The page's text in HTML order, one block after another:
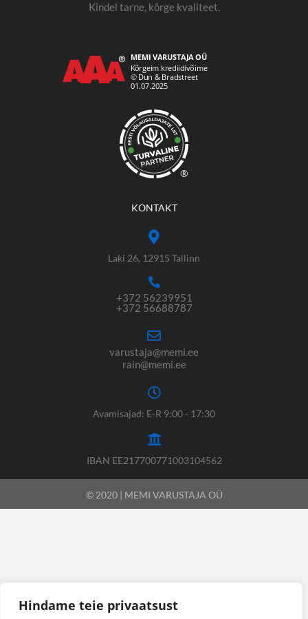
Hindame teie privaatsust
Kindel tarne, kõrge kvaliteet.
®
KONTAKT
Laki 26, 12915 Tallinn
+372 56239951
+372 56688787
varustaja@memi.ee
rain@memi.ee
Avamisajad: E-R 9:00 - 17:30
IBAN EE217700771003104562
© 2020 | MEMI VARUSTAJA OÜ